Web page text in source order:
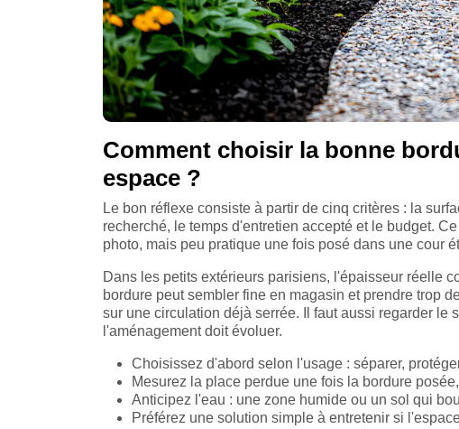
Comment choisir la bonne
espace ?
Le bon réflexe consiste à partir de cinq critères : la
recherché, le temps d'entretien accepté et le budget.
photo, mais peu pratique une fois posé dans une cour
Dans les petits extérieurs parisiens, l'épaisseur réelle
bordure peut sembler fine en magasin et prendre trop
sur une circulation déjà serrée. Il faut aussi regarder le
l'aménagement doit évoluer.
Choisissez d'abord selon l'usage : séparer,
Mesurez la place perdue une fois la bordure
Anticipez l'eau : une zone humide ou un sol qui
Préférez une solution simple à entretenir si